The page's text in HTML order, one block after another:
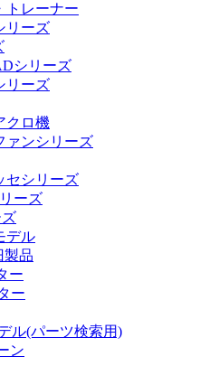
トレーナー
リーズ
シリーズ
リーズ
クロ機
ァンシリーズ
セシリーズ
ーズ
デル
製品
ー
ー
ル(パーツ検索用)
ン